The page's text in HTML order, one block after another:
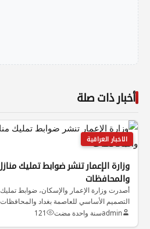
أخبار ذات صلة
الاخبار العراقية
وزارة الإعمار تنشر ضوابط تمليك
والمحافظات
أصدرت وزارة الإعمار والإسكان، ضوابط
التصميم الأساسي للعاصمة بغداد
adminسنة واحدة مضت 121